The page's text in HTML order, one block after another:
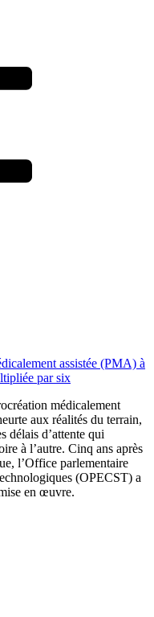
assistée (PMA) à
par six
médicalement
aux réalités du terrain,
délais d’attente qui
à l’autre. Cinq ans après
l’Office parlementaire
(OPECST) a
en œuvre.